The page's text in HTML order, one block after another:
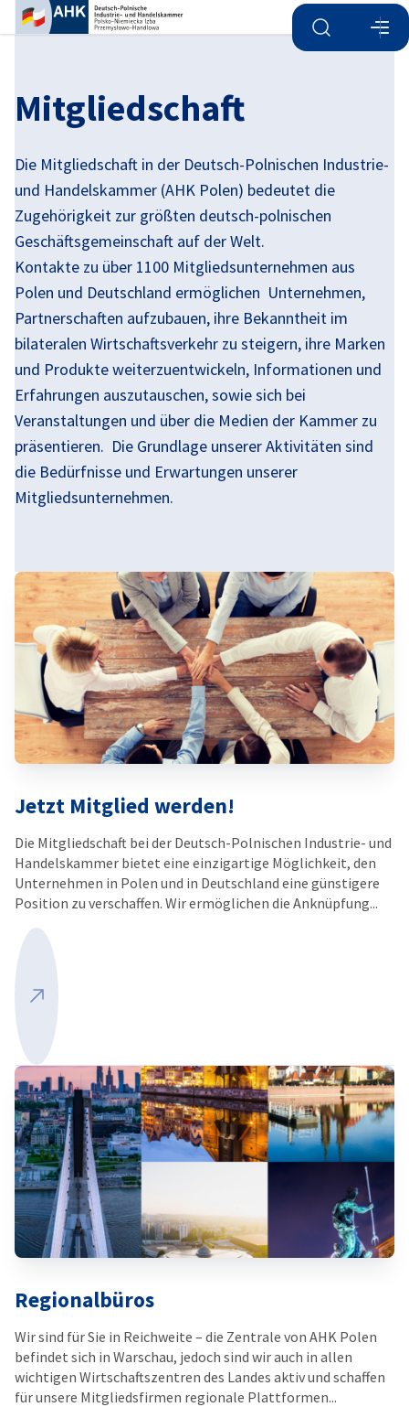
Suche öffnen
German
Poland
Mitgliedschaft
Die Mitgliedschaft in der Deutsch-Polnischen Industrie-
und Handelskammer (AHK Polen) bedeutet die
Zugehörigkeit zur größten deutsch-polnischen
Geschäftsgemeinschaft auf der Welt.
Kontakte zu über 1100 Mitgliedsunternehmen aus
Polen und Deutschland ermöglichen Unternehmen,
Partnerschaften aufzubauen, ihre Bekanntheit im
bilateralen Wirtschaftsverkehr zu steigern, ihre Marken
und Produkte weiterzuentwickeln, Informationen und
Erfahrungen auszutauschen, sowie sich bei
Veranstaltungen und über die Medien der Kammer zu
präsentieren. Die Grundlage unserer Aktivitäten sind
die Bedürfnisse und Erwartungen unserer
Mitgliedsunternehmen.
Jetzt Mitglied werden!
Die Mitgliedschaft bei der Deutsch-Polnischen Industrie- und
Handelskammer bietet eine einzigartige Möglichkeit, den
Unternehmen in Polen und in Deutschland eine günstigere
Position zu verschaffen. Wir ermöglichen die Anknüpfung...
Mehr ansehen
Regionalbüros
Wir sind für Sie in Reichweite – die Zentrale von AHK Polen
befindet sich in Warschau, jedoch sind wir auch in allen
wichtigen Wirtschaftszentren des Landes aktiv und schaffen
für unsere Mitgliedsfirmen regionale Plattformen...